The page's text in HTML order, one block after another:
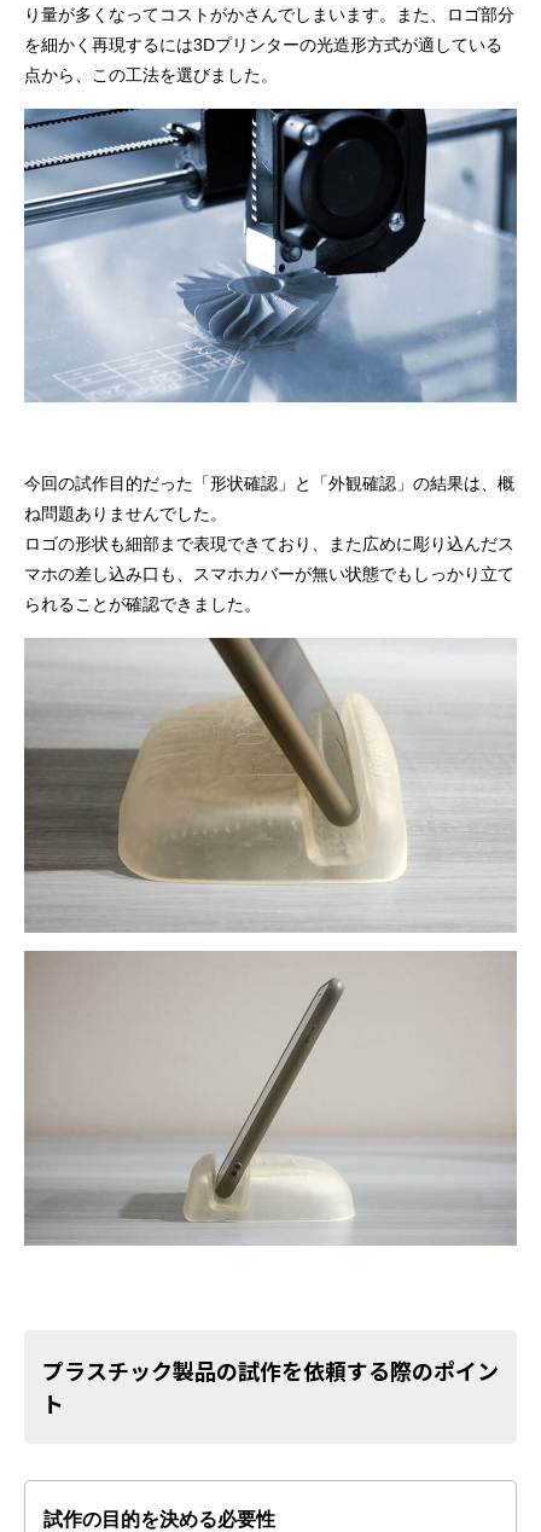
り量が多くなってコストがかさんでしまいます。また、ロゴ部分
を細かく再現するには3Dプリンターの光造形方式が適している
点から、この工法を選びました。
今回の試作目的だった「形状確認」と「外観確認」の結果は、概
ね問題ありませんでした。
ロゴの形状も細部まで表現できており、また広めに彫り込んだス
マホの差し込み口も、スマホカバーが無い状態でもしっかり立て
られることが確認できました。
プラスチック製品の試作を依頼する際のポイン
ト
試作の目的を決める必要性